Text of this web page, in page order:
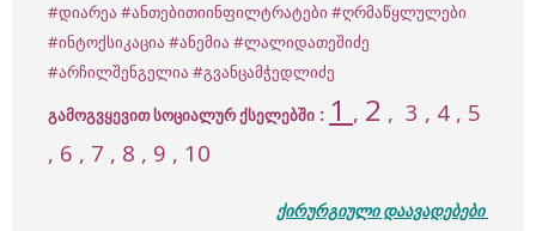
#დიარეა #ანთებითიინფილტრატები #ღრმაწყლულები
#ინტოქსიკაცია #ანემია #ლალიდათეშიძე
#არჩილშენგელია #გვანცამჭედლიძე
გამოგვყევით სოციალურ ქსელებში : 1 , 2 , 3 , 4 , 5
, 6 , 7 , 8 , 9 , 10
ქირურგიული დაავადებები